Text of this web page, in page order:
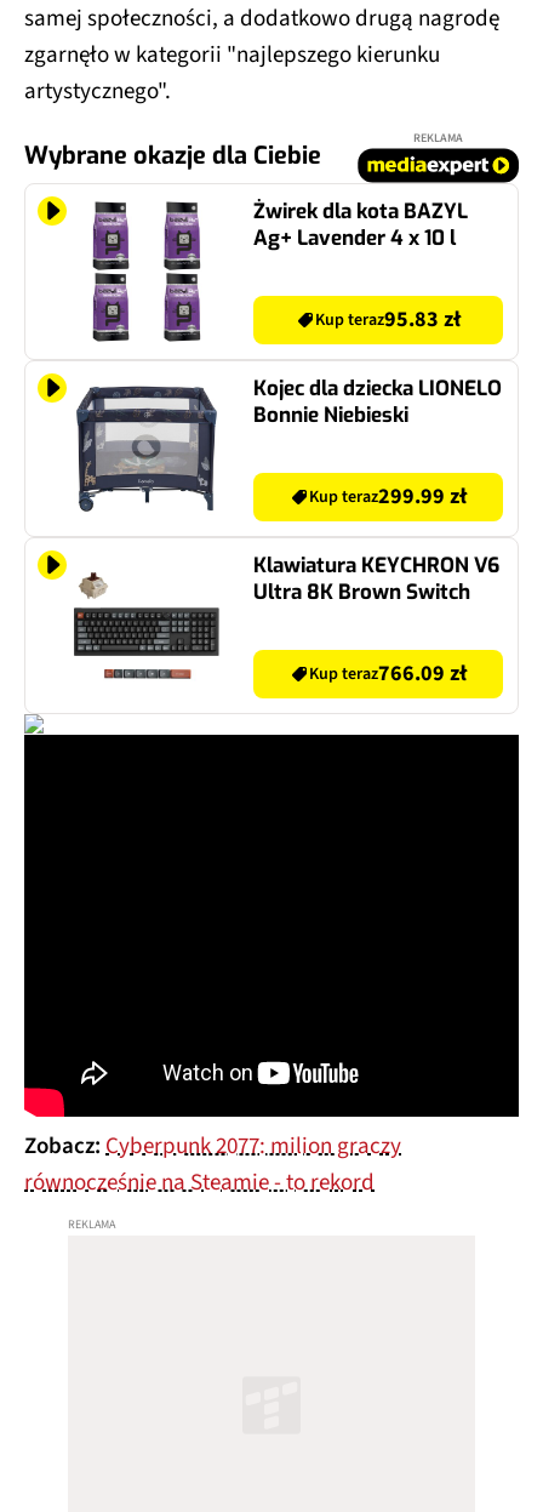
samej społeczności, a dodatkowo drugą nagrodę
zgarnęło w kategorii "najlepszego kierunku
artystycznego".
Wybrane okazje dla Ciebie
REKLAMA
Żwirek dla kota BAZYL
Ag+ Lavender 4 x 10 l
Kup teraz95.83 zł
Kojec dla dziecka LIONELO
Bonnie Niebieski
Kup teraz299.99 zł
Klawiatura KEYCHRON V6
Ultra 8K Brown Switch
Kup teraz766.09 zł
Zobacz:Cyberpunk 2077: milion graczy
równocześnie na Steamie - to rekord